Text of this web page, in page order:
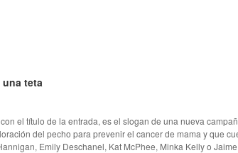
una teta
el título de la entrada, es el slogan de una nueva
del pecho para prevenir el cancer de mama y que
Emily Deschanel, Kat McPhee, Minka Kelly o